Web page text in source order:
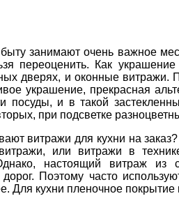
занимают очень важное
переоценить. Как
дверях, и оконные витражи.
украшение, прекрасная
посуды, и в такой
при подсветке
витражи для кухни на
или витражи в
настоящий витраж из
дорог. Поэтому часто
Для кухни пленочное покрытие